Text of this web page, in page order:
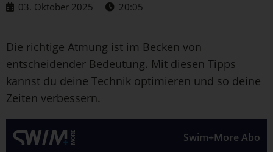
03. Oktober 2025
20:05
Die richtige Atmung ist im Becken von
entscheidender Bedeutung. Mit diesen Tipps
kannst du deine Technik optimieren und so deine
Zeiten verbessern.
Swim+More Abo